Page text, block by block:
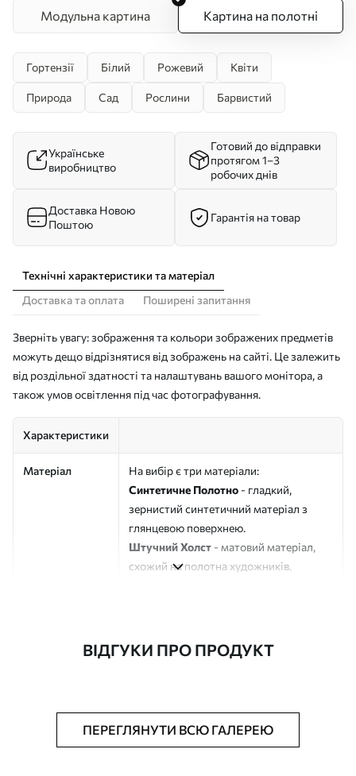
Модульна картина Картина на полотні
Гортензії Білий Рожевий Квіти
Природа Сад Рослини Барвистий
Українське
виробництво
Готовий до відправки
протягом 1–3
робочих днів
Доставка Новою
Поштою
Гарантія на товар
Технічні характеристики та матеріал
Доставка та оплата
Поширені запитання
Зверніть увагу: зображення та кольори зображених предметів
можуть дещо відрізнятися від зображень на сайті. Це залежить
від роздільної здатності та налаштувань вашого монітора, а
також умов освітлення під час фотографування.
Характеристики
Матеріал
На вибір є три матеріали:
Синтетичне Полотно - гладкий,
зернистий синтетичний матеріал з
глянцевою поверхнею.
Штучний Холст - матовий матеріал,
схожий на полотна художників.
Додатково Можна додати лакове покриття.
ВІДГУКИ ПРО ПРОДУКТ
ПЕРЕГЛЯНУТИ ВСЮ ГАЛЕРЕЮ